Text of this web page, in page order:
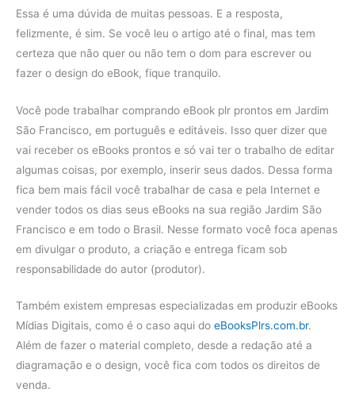
Essa é uma dúvida de muitas pessoas. E a resposta,
felizmente, é sim. Se você leu o artigo até o final, mas tem
certeza que não quer ou não tem o dom para escrever ou
fazer o design do eBook, fique tranquilo.
Você pode trabalhar comprando eBook plr prontos em Jardim
São Francisco, em português e editáveis. Isso quer dizer que
vai receber os eBooks prontos e só vai ter o trabalho de editar
algumas coisas, por exemplo, inserir seus dados. Dessa forma
fica bem mais fácil você trabalhar de casa e pela Internet e
vender todos os dias seus eBooks na sua região Jardim São
Francisco e em todo o Brasil. Nesse formato você foca apenas
em divulgar o produto, a criação e entrega ficam sob
responsabilidade do autor (produtor).
Também existem empresas especializadas em produzir eBooks
Mídias Digitais, como é o caso aqui do eBooksPlrs.com.br.
Além de fazer o material completo, desde a redação até a
diagramação e o design, você fica com todos os direitos de
venda.